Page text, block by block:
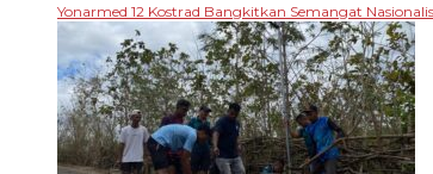
Yonarmed 12 Kostrad Bangkitkan Semangat